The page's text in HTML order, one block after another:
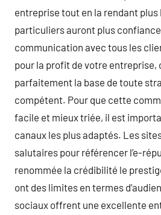
entreprise tout en la rendant plus
particuliers auront plus
communication avec tous les
pour la profit de votre entreprise,
parfaitement la base de toute
compétent. Pour que cette
facile et mieux triée, il est
canaux les plus adaptés. Les
salutaires pour référencer l’e-
renommée la crédibilité le
ont des limites en termes
sociaux offrent une excellente